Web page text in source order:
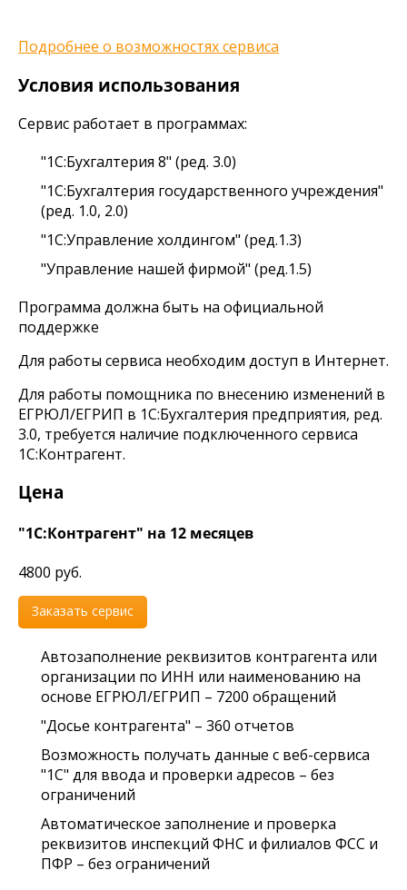
Подробнее о возможностях сервиса
Условия использования
Сервис работает в программах:
"1С:Бухгалтерия 8" (ред. 3.0)
"1С:Бухгалтерия государственного учреждения"
(ред. 1.0, 2.0)
"1С:Управление холдингом" (ред.1.3)
"Управление нашей фирмой" (ред.1.5)
Программа должна быть на официальной
поддержке
Для работы сервиса необходим доступ в Интернет.
Для работы помощника по внесению изменений в
ЕГРЮЛ/ЕГРИП в 1С:Бухгалтерия предприятия, ред.
3.0, требуется наличие подключенного сервиса
1С:Контрагент.
Цена
"1С:Контрагент" на 12 месяцев
4800 руб.
Заказать сервис
Автозаполнение реквизитов контрагента или
организации по ИНН или наименованию на
основе ЕГРЮЛ/ЕГРИП – 7200 обращений
"Досье контрагента" – 360 отчетов
Возможность получать данные с веб-сервиса
"1С" для ввода и проверки адресов – без
ограничений
Автоматическое заполнение и проверка
реквизитов инспекций ФНС и филиалов ФСС и
ПФР – без ограничений